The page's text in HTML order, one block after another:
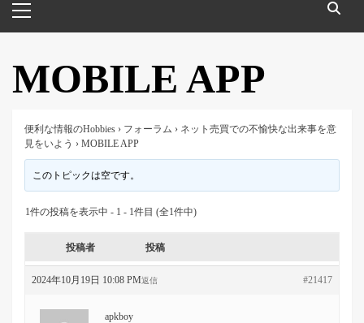
イ
ン
ニ
MOBILE APP
便利な情報のHobbies › フォーラム › ネット売買での不愉快な出来事を意
見をいよう › MOBILE APP
このトピックは空です。
1件の投稿を表示中 - 1 - 1件目 (全1件中)
投稿者 投稿
2024年10月19日 10:08 PM #21417
返信
apkboy